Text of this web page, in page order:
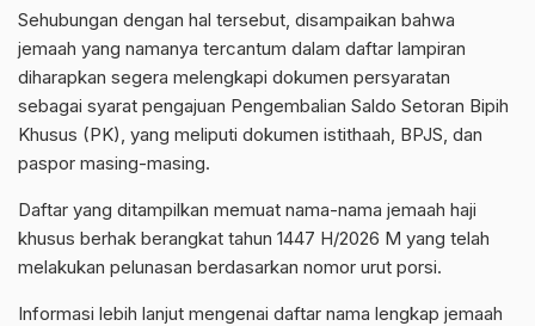
Sehubungan dengan hal tersebut, disampaikan bahwa
jemaah yang namanya tercantum dalam daftar lampiran
diharapkan segera melengkapi dokumen persyaratan
sebagai syarat pengajuan Pengembalian Saldo Setoran Bipih
Khusus (PK), yang meliputi dokumen istithaah, BPJS, dan
paspor masing-masing.
Daftar yang ditampilkan memuat nama-nama jemaah haji
khusus berhak berangkat tahun 1447 H/2026 M yang telah
melakukan pelunasan berdasarkan nomor urut porsi.
Informasi lebih lanjut mengenai daftar nama lengkap jemaah